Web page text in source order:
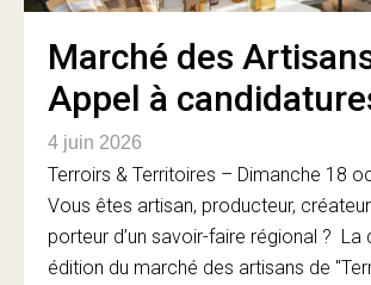
Marché des
Appel à
4 juin 2026
Terroirs & Territoires – Dimanche 18
Vous êtes artisan, producteur,
porteur d’un savoir-faire régional ? La
édition du marché des artisans de